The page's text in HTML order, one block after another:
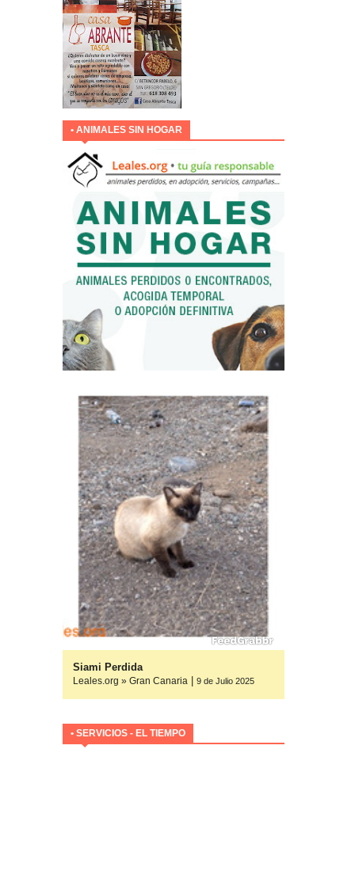
• ANIMALES SIN HOGAR
Siami Perdida
Leales.org » Gran Canaria 9 de Julio 2025
• SERVICIOS - EL TIEMPO